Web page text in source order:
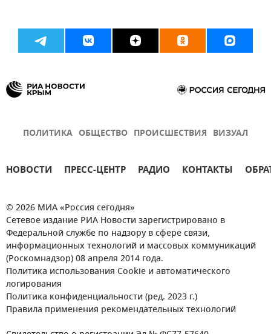
ПОЛИТИКА ОБЩЕСТВО ПРОИСШЕСТВИЯ ВИЗУАЛ
НОВОСТИ ПРЕСС-ЦЕНТР РАДИО КОНТАКТЫ
© 2026 МИА «Россия сегодня»
Сетевое издание РИА Новости зарегистрировано в
Федеральной службе по надзору в сфере связи,
информационных технологий и массовых коммуникаций
(Роскомнадзор) 08 апреля 2014 года.
Политика использования Cookie и автоматического
логирования
Политика конфиденциальности (ред. 2023 г.)
Правила применения рекомендательных технологий